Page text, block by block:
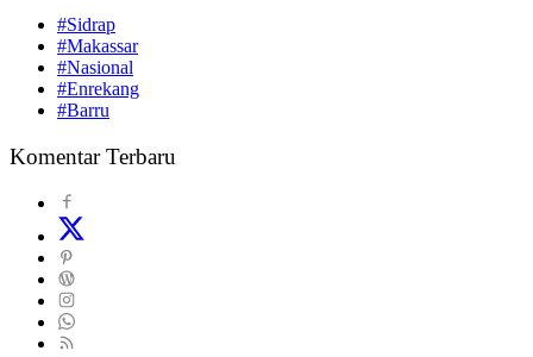
#Sidrap
#Makassar
#Nasional
#Enrekang
#Barru
Komentar Terbaru